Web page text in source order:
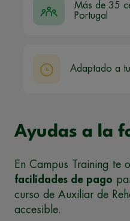
Más de 35
Portugal
Adaptado a
Ayudas a la
En Campus Training te
facilidades de pago
curso de Auxiliar de
accesible.